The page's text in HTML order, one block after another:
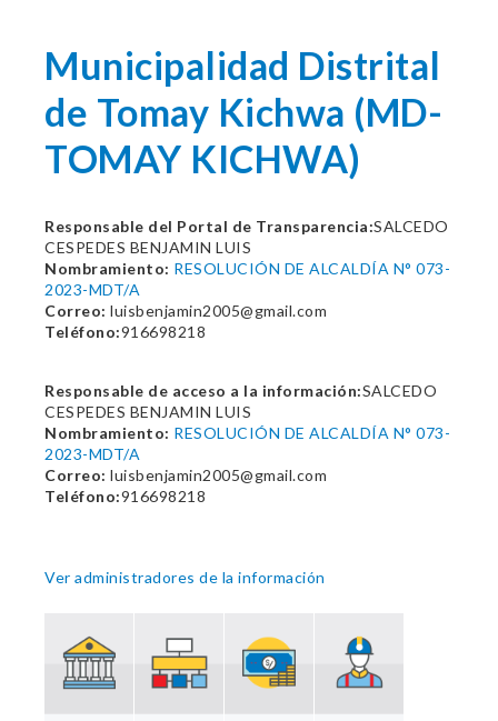
Municipalidad Distrital
de Tomay Kichwa (MD-
TOMAY KICHWA)
Responsable del Portal de Transparencia:SALCEDO
CESPEDES BENJAMIN LUIS
Nombramiento: RESOLUCIÓN DE ALCALDÍA N° 073-
2023-MDT/A
Correo: luisbenjamin2005@gmail.com
Teléfono:916698218
Responsable de acceso a la información:SALCEDO
CESPEDES BENJAMIN LUIS
Nombramiento: RESOLUCIÓN DE ALCALDÍA N° 073-
2023-MDT/A
Correo: luisbenjamin2005@gmail.com
Teléfono:916698218
Ver administradores de la información